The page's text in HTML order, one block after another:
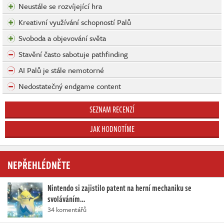
Neustále se rozvíjející hra
Kreativní využívání schopností Palů
Svoboda a objevování světa
Stavění často sabotuje pathfinding
AI Palů je stále nemotorné
Nedostatečný endgame content
SEZNAM RECENZÍ
JAK HODNOTÍME
NEPŘEHLÉDNĚTE
Nintendo si zajistilo patent na herní mechaniku se
svoláváním…
34 komentářů